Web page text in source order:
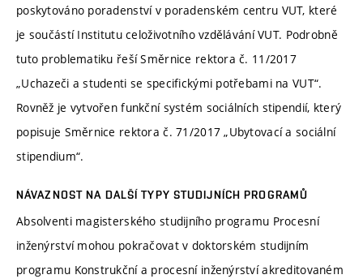
poskytováno poradenství v poradenském centru VUT, které
je součástí Institutu celoživotního vzdělávání VUT. Podrobně
tuto problematiku řeší Směrnice rektora č. 11/2017
„Uchazeči a studenti se specifickými potřebami na VUT“.
Rovněž je vytvořen funkční systém sociálních stipendií, který
popisuje Směrnice rektora č. 71/2017 „Ubytovací a sociální
stipendium“.
NÁVAZNOST NA DALŠÍ TYPY STUDIJNÍCH PROGRAMŮ
Absolventi magisterského studijního programu Procesní
inženýrství mohou pokračovat v doktorském studijním
programu Konstrukční a procesní inženýrství akreditovaném